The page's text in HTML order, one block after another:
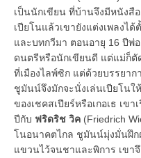
เป็นนักเขียน ที่บ้านจึงมีหนังสื
เปียโนแล้วเขายังแต่งเพลงไ
และบทกวีมา ตอนอายุ 16 ปีพ่
ดนตรีหรือนักเขียนดี แต่แม่ก็ตั
ที่เมืองไลพ์ซิก แต่ด้วยบรรยาก
ชูมันน์จึงมักจะนั่งเล่นเปียโนใ
ของเชคสเปียร์หรือเกอเธ เข
ปีกับ ฟริดริช วิค (Friedrich
โนอนาคตไกล ชูมันน์มุ่งมั่นฝึก
แขวนไว้จนชาและพิการ เขา